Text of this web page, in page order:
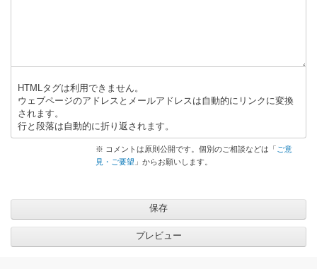
HTMLタグは利用できません。
ウェブページのアドレスとメールアドレスは自動的にリンクに変換
されます。
行と段落は自動的に折り返されます。
※ コメントは原則公開です。個別のご相談などは「 ご意
見・ご要望 」からお願いします。